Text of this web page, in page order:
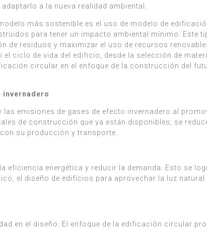
a la nueva realidad ambiental.
más sostenible es el uso de modelo de
para tener un impacto ambiental mínimo. Este
de residuos y maximizar el uso de recursos
ciclo de vida del edificio, desde la selección de
circular en el enfoque de la construcción del
invernadero
emisiones de gases de efecto invernadero al
de construcción que ya están disponibles, se
su producción y transporte.
eficiencia energética y reducir la demanda. Esto se
el diseño de edificios para aprovechar la luz
en el diseño. El enfoque de la edificación circular